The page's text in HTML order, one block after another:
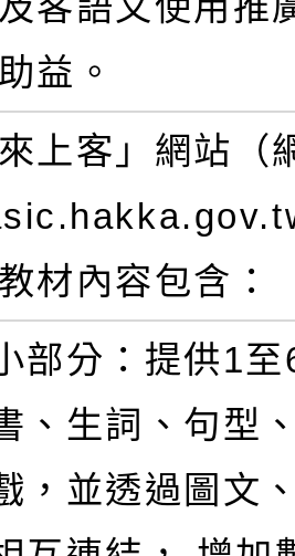
益。
來上客」網站（
材內容包含：
部分：提供1
、生詞、句型
，並透過圖文